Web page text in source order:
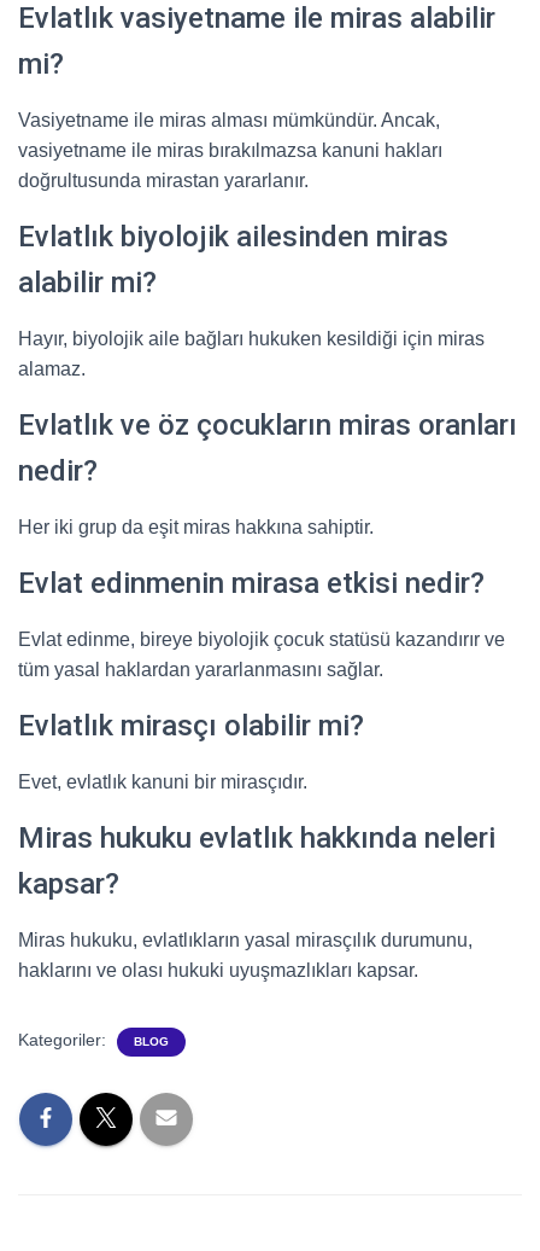
Evlatlık vasiyetname ile miras alabilir
mi?
Vasiyetname ile miras alması mümkündür. Ancak,
vasiyetname ile miras bırakılmazsa kanuni hakları
doğrultusunda mirastan yararlanır.
Evlatlık biyolojik ailesinden miras
alabilir mi?
Hayır, biyolojik aile bağları hukuken kesildiği için miras
alamaz.
Evlatlık ve öz çocukların miras oranları
nedir?
Her iki grup da eşit miras hakkına sahiptir.
Evlat edinmenin mirasa etkisi nedir?
Evlat edinme, bireye biyolojik çocuk statüsü kazandırır ve
tüm yasal haklardan yararlanmasını sağlar.
Evlatlık mirasçı olabilir mi?
Evet, evlatlık kanuni bir mirasçıdır.
Miras hukuku evlatlık hakkında neleri
kapsar?
Miras hukuku, evlatlıkların yasal mirasçılık durumunu,
haklarını ve olası hukuki uyuşmazlıkları kapsar.
Kategoriler: BLOG